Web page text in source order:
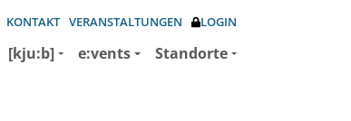
KONTAKT VERANSTALTUNGEN LOGIN
[kju:b] e:vents Standorte